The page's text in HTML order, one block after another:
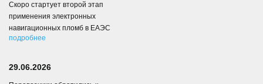
Скоро стартует второй этап
применения электронных
навигационных пломб в ЕАЭС
подробнее
29.06.2026